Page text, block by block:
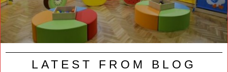
LATEST FROM BLOG